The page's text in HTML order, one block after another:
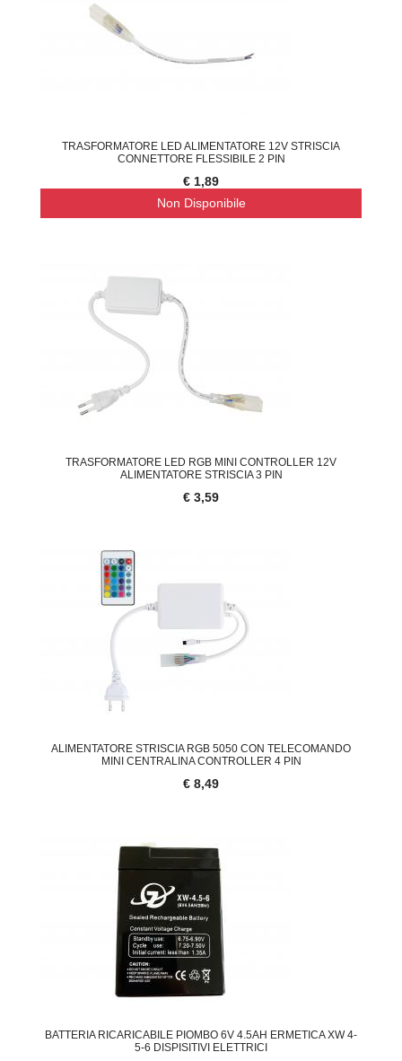
TRASFORMATORE LED ALIMENTATORE 12V STRISCIA
CONNETTORE FLESSIBILE 2 PIN
€ 1,89
Non Disponibile
TRASFORMATORE LED RGB MINI CONTROLLER 12V
ALIMENTATORE STRISCIA 3 PIN
€ 3,59
ALIMENTATORE STRISCIA RGB 5050 CON TELECOMANDO
MINI CENTRALINA CONTROLLER 4 PIN
€ 8,49
BATTERIA RICARICABILE PIOMBO 6V 4.5AH ERMETICA XW 4-
5-6 DISPISITIVI ELETTRICI